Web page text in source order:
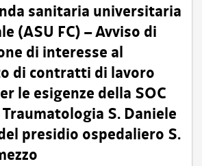
sanitaria universitaria
(ASU FC) – Avviso di
di interesse al
di contratti di lavoro
le esigenze della SOC
S. Daniele
presidio ospedaliero S.